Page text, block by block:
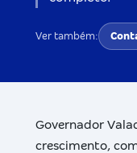
Ver também:
Governador
crescimento,